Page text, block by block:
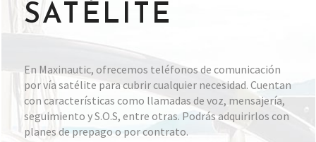
SATÉLITE
En Maxinautic, ofrecemos teléfonos de comunicación
por vía satélite para cubrir cualquier necesidad. Cuentan
con características como llamadas de voz, mensajería,
seguimiento y S.O.S, entre otras. Podrás adquirirlos con
planes de prepago o por contrato.